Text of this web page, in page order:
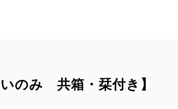
のみ 共箱・栞付き】